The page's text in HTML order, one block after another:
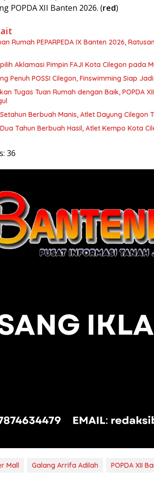
POPDA XII Banten 2026. (red)
Rumah PEPARPEDA IX Banten 2026,
Aklamasi Pimpin FAJI Kota Cilegon pada
Penuh POSSI Cilegon, Finswimming Siap
Tugas Tuan Rumah dengan Baik, POPDA
Berbuah Manis, Atlet Dayung Cilegon
Tahun Berbuah Hasil, Atlet Kempo Kota
36
Mall Galang Arrifa Adilah POPDA XII